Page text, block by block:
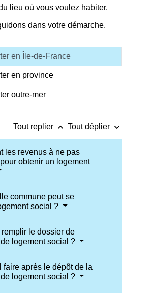
lieu où vous voulez habiter.
dans votre démarche.
en Île-de-France
en province
outre-mer
Tout replier keyboard_arrow_up Tout déplier keyboard_arrow_down
les revenus à ne pas
obtenir un logement
commune peut se
social ?
le dossier de
logement social ?
faire après le dépôt de la
logement social ?